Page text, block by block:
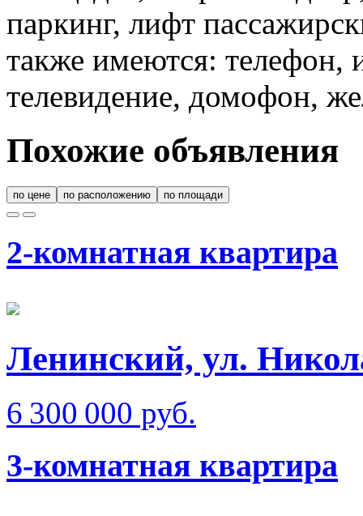
паркинг, лифт
также имеются: телефон,
телевидение, домофон,
Похожие объявления
по цене по расположению по площади
2-комнатная квартира
Ленинский, ул.
6 300 000 руб.
3-комнатная квартира